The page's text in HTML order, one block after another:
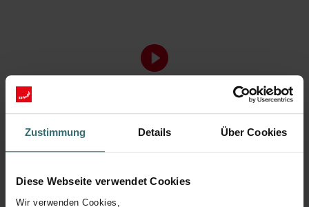
Zustimmung Details Über Cookies
Diese Webseite verwendet Cookies
Wir verwenden Cookies,